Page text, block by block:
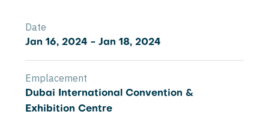
Date
Jan 16, 2024 - Jan 18, 2024
Emplacement
Dubai International Convention &
Exhibition Centre